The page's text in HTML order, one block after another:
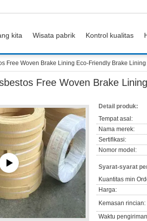
kita Wisata pabrik Kontrol kualitas
Free Woven Brake Lining Eco-Friendly Brake Lining
Free Woven Brake
Detail produk:
Tempat asal:
Nama merek:
Sertifikasi:
Nomor model:
Syarat-syarat
Kuantitas min
Harga:
Kemasan rincian:
Waktu